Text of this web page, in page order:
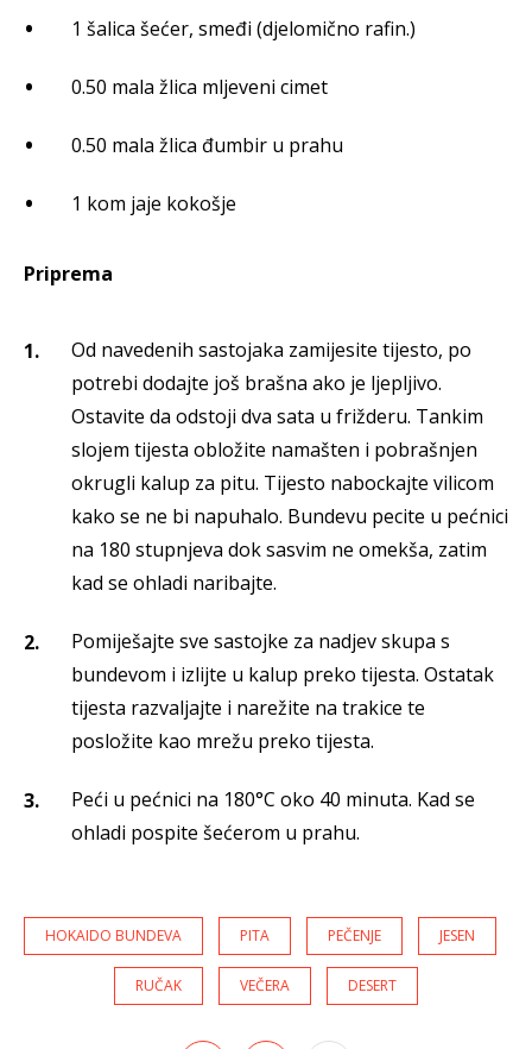
1 šalica šećer, smeđi (djelomično rafin.)
0.50 mala žlica mljeveni cimet
0.50 mala žlica đumbir u prahu
1 kom jaje kokošje
Priprema
Od navedenih sastojaka zamijesite tijesto, po
potrebi dodajte još brašna ako je ljepljivo.
Ostavite da odstoji dva sata u frižderu. Tankim
slojem tijesta obložite namašten i pobrašnjen
okrugli kalup za pitu. Tijesto nabockajte vilicom
kako se ne bi napuhalo. Bundevu pecite u pećnici
na 180 stupnjeva dok sasvim ne omekša, zatim
kad se ohladi naribajte.
Pomiješajte sve sastojke za nadjev skupa s
bundevom i izlijte u kalup preko tijesta. Ostatak
tijesta razvaljajte i narežite na trakice te
posložite kao mrežu preko tijesta.
Peći u pećnici na 180°C oko 40 minuta. Kad se
ohladi pospite šećerom u prahu.
HOKAIDO BUNDEVA PITA PEČENJE JESEN
RUČAK VEČERA DESERT